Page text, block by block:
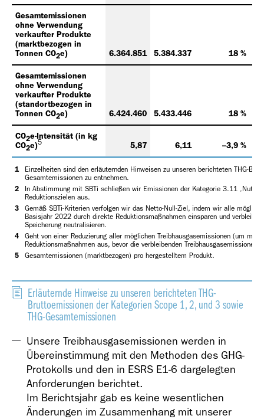
Gesamtemissionen
ohne Verwendung
verkaufter Produkte
(marktbezogen in
Tonnen CO2e) 6.364.851 5.384.337 18 %
Gesamtemissionen
ohne Verwendung
verkaufter Produkte
(standortbezogen in
Tonnen CO2e) 6.424.460 5.433.446 18 %
CO2e-Intensität (in kg
CO2e)5 5,87 6,11 –3,9 %
1
Einzelheiten sind den erläuternden Hinweisen zu unseren berichteten THG-
Gesamtemissionen zu entnehmen.
2
In Abstimmung mit SBTi schließen wir Emissionen der Kategorie 3.11
Reduktionszielen aus.
3
Gemäß SBTi-Kriterien verfolgen wir das Netto-Null-Ziel, indem wir alle
Basisjahr 2022 durch direkte Reduktionsmaßnahmen einsparen und
Speicherung neutralisieren.
4
Geht von einer Reduzierung aller möglichen Treibhausgasemissionen (um
Reduktionsmaßnahmen aus, bevor die verbleibenden
5
Gesamtemissionen (marktbezogen) pro hergestelltem Produkt.
Erläuternde Hinweise zu unseren berichteten THG-
Bruttoemissionen der Kategorien Scope 1, 2, und 3 sowie
THG-Gesamtemissionen
Unsere Treibhausgasemissionen werden in
Übereinstimmung mit den Methoden des GHG-
Protokolls und den in ESRS E1-6 dargelegten
Anforderungen berichtet.
Im Berichtsjahr gab es keine wesentlichen
Änderungen im Zusammenhang mit unserer